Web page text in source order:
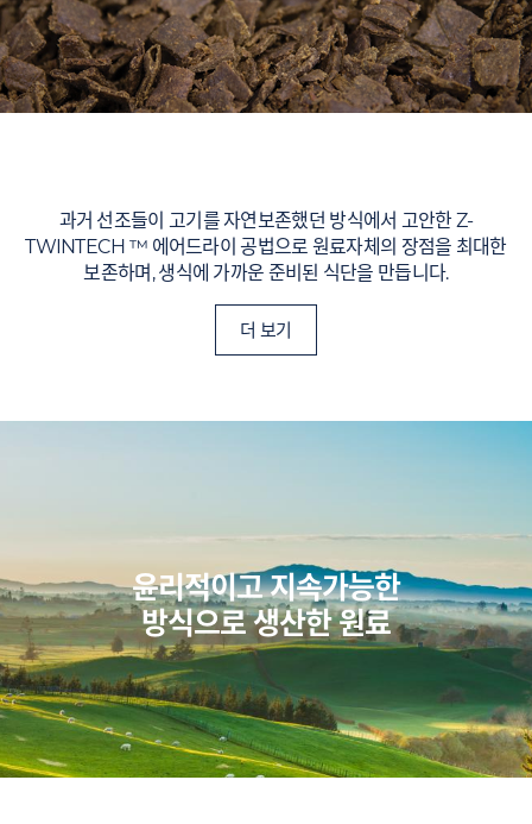
과거 선조들이 고기를 자연보존했던 방식에서 고안한 Z-
TWINTECH ™ 에어드라이 공법으로 원료자체의 장점을 최대한
보존하며, 생식에 가까운 준비된 식단을 만듭니다.
더 보기
윤리적이고 지속가능한
방식으로 생산한 원료